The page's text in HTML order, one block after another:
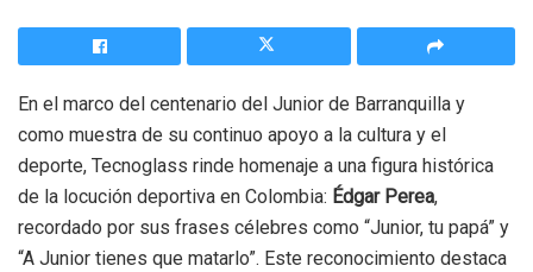
En el marco del centenario del Junior de Barranquilla y
como muestra de su continuo apoyo a la cultura y el
deporte, Tecnoglass rinde homenaje a una figura histórica
de la locución deportiva en Colombia: Édgar Perea,
recordado por sus frases célebres como “Junior, tu papá” y
“A Junior tienes que matarlo”. Este reconocimiento destaca